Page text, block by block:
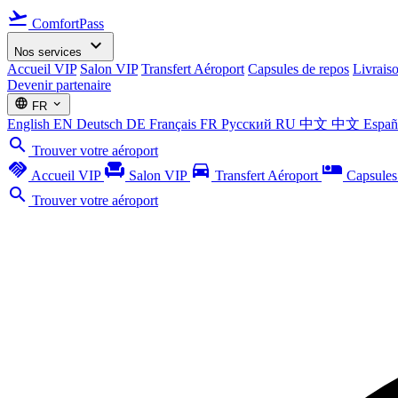
flight_takeoff ComfortPass
Nos services expand_more
Accueil VIP Salon VIP Transfert Aéroport Capsules de repos
Devenir partenaire
language FR expand_more
English EN Deutsch DE Français FR Русский RU 中文 中文
search Trouver votre aéroport
handshake Accueil VIP chair Salon VIP directions_car Transfert Aéroport airline_seat_individual_suite
search Trouver votre aéroport